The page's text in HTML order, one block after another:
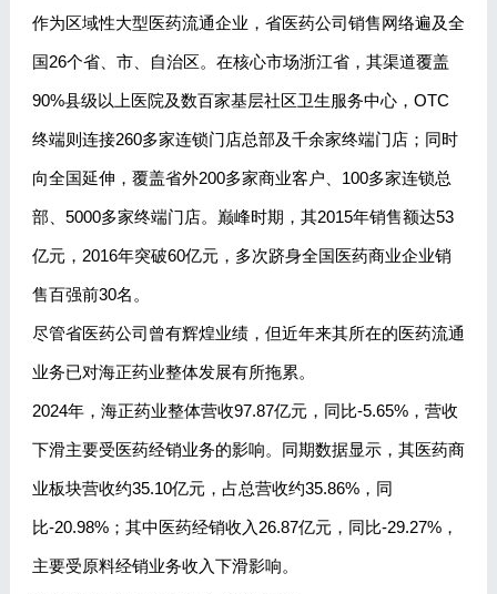
作为区域性大型医药流通企业，省医药公司销售网络遍及全
国26个省、市、自治区。在核心市场浙江省，其渠道覆盖
90%县级以上医院及数百家基层社区卫生服务中心，OTC
终端则连接260多家连锁门店总部及千余家终端门店；同时
向全国延伸，覆盖省外200多家商业客户、100多家连锁总
部、5000多家终端门店。巅峰时期，其2015年销售额达53
亿元，2016年突破60亿元，多次跻身全国医药商业企业销
售百强前30名。
尽管省医药公司曾有辉煌业绩，但近年来其所在的医药流通
业务已对海正药业整体发展有所拖累。
2024年，海正药业整体营收97.87亿元，同比-5.65%，营收
下滑主要受医药经销业务的影响。同期数据显示，其医药商
业板块营收约35.10亿元，占总营收约35.86%，同
比-20.98%；其中医药经销收入26.87亿元，同比-29.27%，
主要受原料经销业务收入下滑影响。